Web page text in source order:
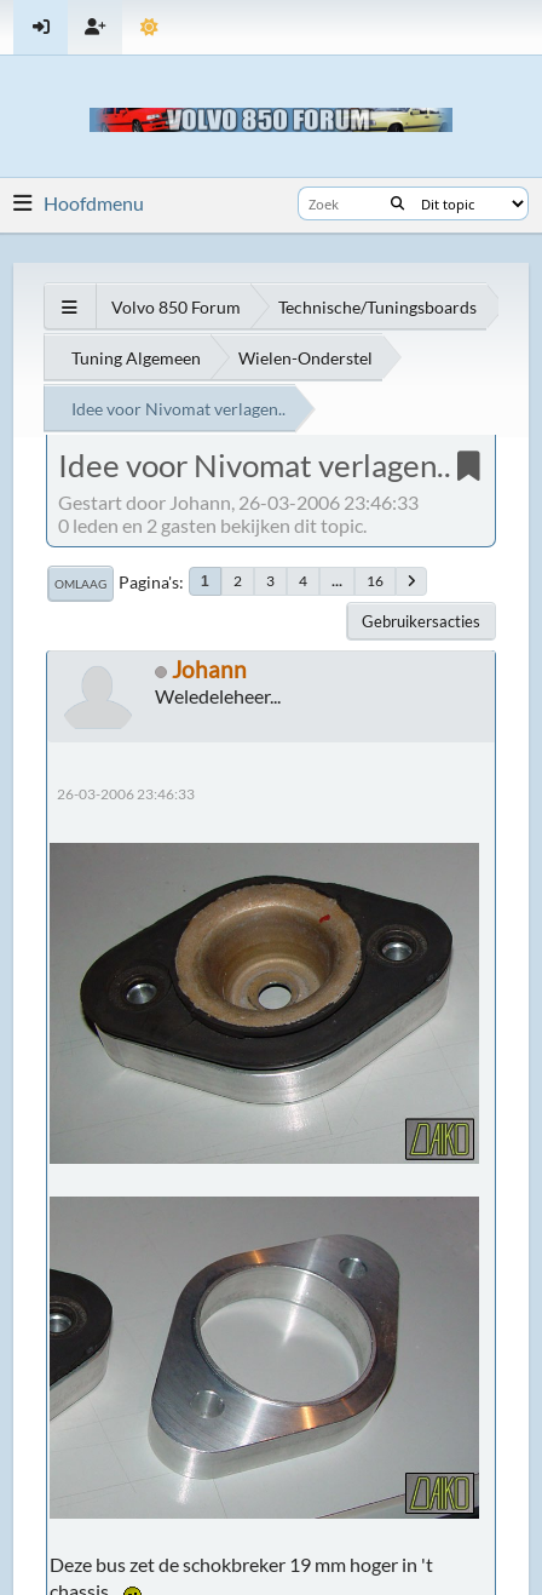
Hoofdmenu
Volvo 850 Forum Technische/Tuningsboards
Tuning Algemeen Wielen-Onderstel
Idee voor Nivomat verlagen..
Idee voor Nivomat verlagen..
Gestart door Johann, 26-03-2006 23:46:33
0 leden en 2 gasten bekijken dit topic.
OMLAAG Pagina's 1 2 3 4 ... 16
Gebruikersacties
Johann
Weledeleheer...
26-03-2006 23:46:33
Deze bus zet de schokbreker 19 mm hoger in 't